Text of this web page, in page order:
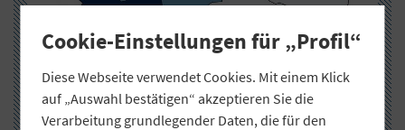
Cookie-Einstellungen für „Profil“
Diese Webseite verwendet Cookies. Mit einem Klick
auf „Auswahl bestätigen“ akzeptieren Sie die
Verarbeitung grundlegender Daten, die für den